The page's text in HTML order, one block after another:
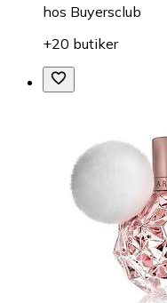
hos Buyersclub
+20 butiker